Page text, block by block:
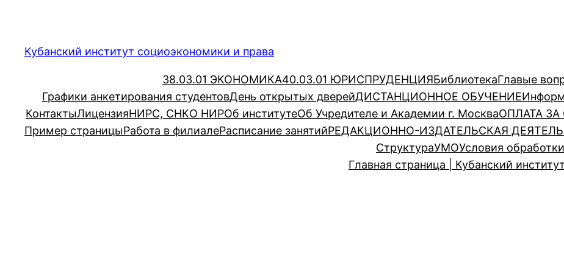
содержимому
Кубанский институт социоэкономики и права
38.03.01 ЭКОНОМИКА40.03.01 ЮРИСПРУДЕНЦИЯБиблиотекаГлавые
Графики анкетирования студентовДень открытых дверейДИСТАНЦИОННОЕ ОБУЧЕНИЕ
КонтактыЛицензияНИРС, СНКО НИРОб институтеОб Учредителе и Академии г. МоскваОПЛАТА
Пример страницыРабота в филиалеРасписание занятийРЕДАКЦИОННО-ИЗДАТЕЛЬСКАЯ
СтруктураУМОУсловия
Главная страница | Кубанский